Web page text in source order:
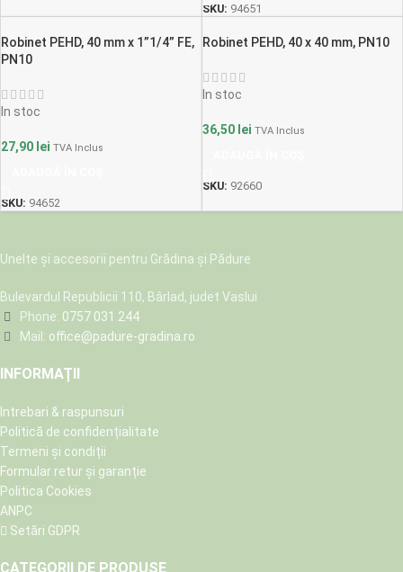
SKU: 94651
Robinet PEHD, 40 mm x 1”1/4” FE,
PN10
In stoc
27,90 lei TVA Inclus
SKU: 94652
Robinet PEHD, 40 x 40 mm, PN10
In stoc
36,50 lei TVA Inclus
SKU: 92660
Unelte și accesorii pentru Grădina și Pădure
Bulevardul Republicii 110, Bârlad, judet Vaslui
Phone: 0757 031 244
Mail: office@padure-gradina.ro
INFORMAȚII
Intrebari & raspunsuri
Politică de confidențialitate
Termeni și condiții
Formular retur și garanție
Politica Cookies
ANPC
Setări GDPR
CATEGORII DE PRODUSE